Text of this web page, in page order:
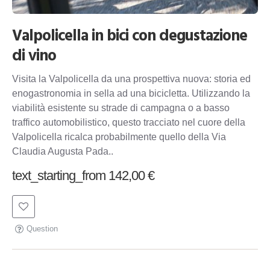
Valpolicella in bici con degustazione
di vino
Visita la Valpolicella da una prospettiva nuova: storia ed
enogastronomia in sella ad una bicicletta. Utilizzando la
viabilità esistente su strade di campagna o a basso
traffico automobilistico, questo tracciato nel cuore della
Valpolicella ricalca probabilmente quello della Via
Claudia Augusta Pada..
text_starting_from 142,00 €
Question